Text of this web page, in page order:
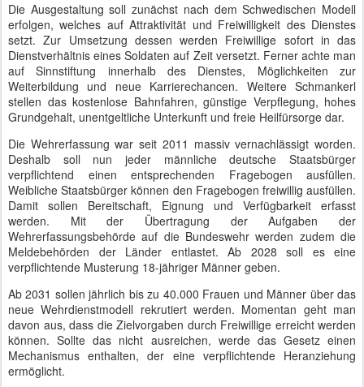
Die Ausgestaltung soll zunächst nach dem Schwedischen Modell
erfolgen, welches auf Attraktivität und Freiwilligkeit des Dienstes
setzt. Zur Umsetzung dessen werden Freiwillige sofort in das
Dienstverhältnis eines Soldaten auf Zeit versetzt. Ferner achte man
auf Sinnstiftung innerhalb des Dienstes, Möglichkeiten zur
Weiterbildung und neue Karrierechancen. Weitere Schmankerl
stellen das kostenlose Bahnfahren, günstige Verpflegung, hohes
Grundgehalt, unentgeltliche Unterkunft und freie Heilfürsorge dar.
Die Wehrerfassung war seit 2011 massiv vernachlässigt worden.
Deshalb soll nun jeder männliche deutsche Staatsbürger
verpflichtend einen entsprechenden Fragebogen ausfüllen.
Weibliche Staatsbürger können den Fragebogen freiwillig ausfüllen.
Damit sollen Bereitschaft, Eignung und Verfügbarkeit erfasst
werden. Mit der Übertragung der Aufgaben der
Wehrerfassungsbehörde auf die Bundeswehr werden zudem die
Meldebehörden der Länder entlastet. Ab 2028 soll es eine
verpflichtende Musterung 18-jähriger Männer geben.
Ab 2031 sollen jährlich bis zu 40.000 Frauen und Männer über das
neue Wehrdienstmodell rekrutiert werden. Momentan geht man
davon aus, dass die Zielvorgaben durch Freiwillige erreicht werden
können. Sollte das nicht ausreichen, werde das Gesetz einen
Mechanismus enthalten, der eine verpflichtende Heranziehung
ermöglicht.